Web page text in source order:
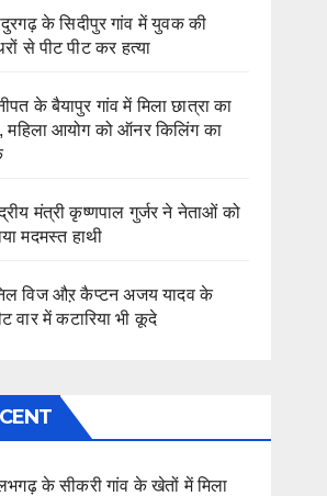
के सिदीपुर गांव में युवक की
से पीट पीट कर हत्या
के बैयापुर गांव में मिला छात्रा का
महिला आयोग को ऑनर किलिंग का
मंत्री कृष्णपाल गुर्जर ने नेताओं को
मदमस्त हाथी
विज औऱ कैप्टन अजय यादव के
वार में कटारिया भी कूदे
के सीकरी गांव के खेतों में मिला